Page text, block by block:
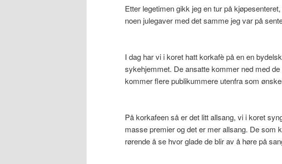
Etter legetimen gikk jeg en tur på
noen julegaver med det samme jeg var på
I dag har vi i koret hatt korkafè på en en
sykehjemmet. De ansatte kommer ned med
kommer flere publikummere utenfra som
På korkafeen så er det litt allsang, vi i koret
masse premier og det er mer allsang. De som
rørende å se hvor glade de blir av å høre på